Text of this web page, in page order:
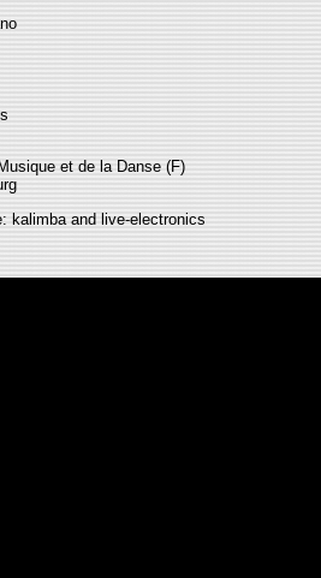
et de la Danse (F)
kalimba and live-electronics